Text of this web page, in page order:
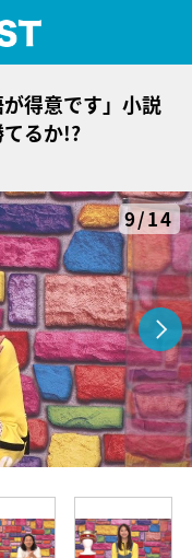
得意です」小説
るか!?
9/14